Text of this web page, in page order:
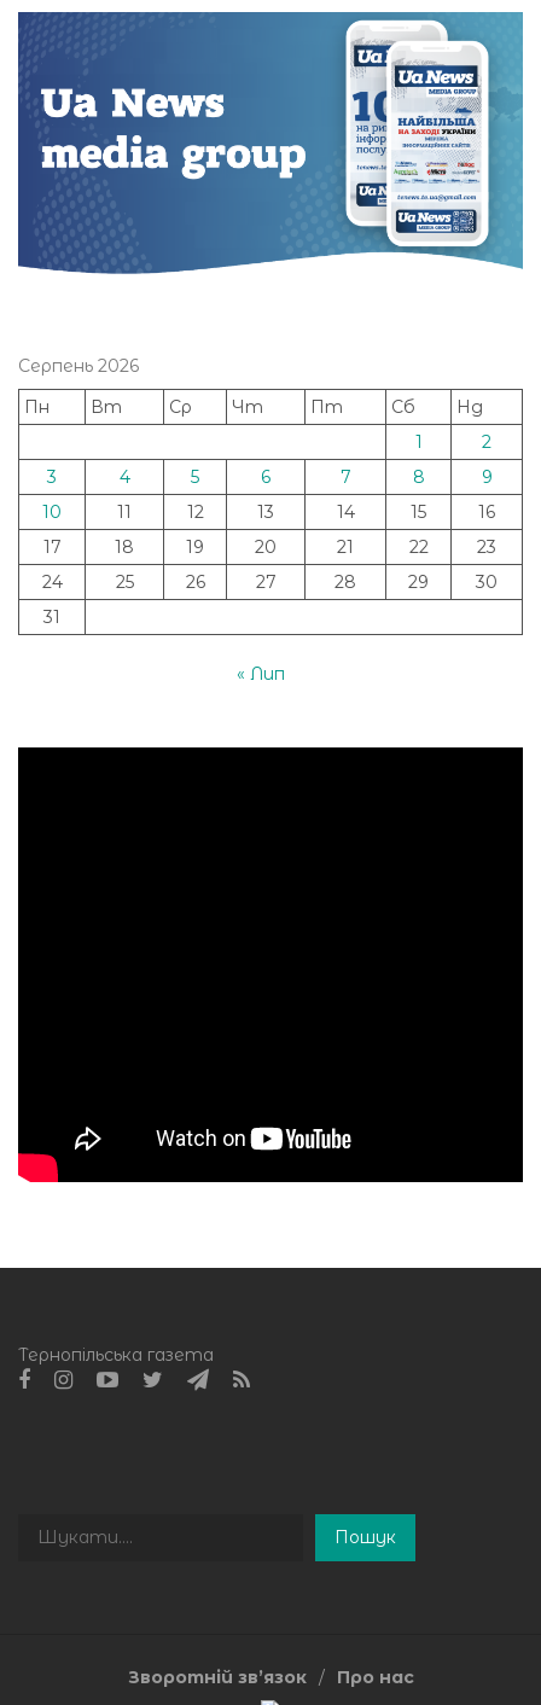
Серпень 2026
Пн
Вт Ср Чт Пт Сб
Нд
1
2
3
4 5 6 7 8
9
10
11 12 13 14 15
16
17
18 19 20 21 22
23
24
25 26 27 28 29
30
31
« Лип
Тернопільська газета
Пошук
Пошук
Зворотній зв’язок Про нас